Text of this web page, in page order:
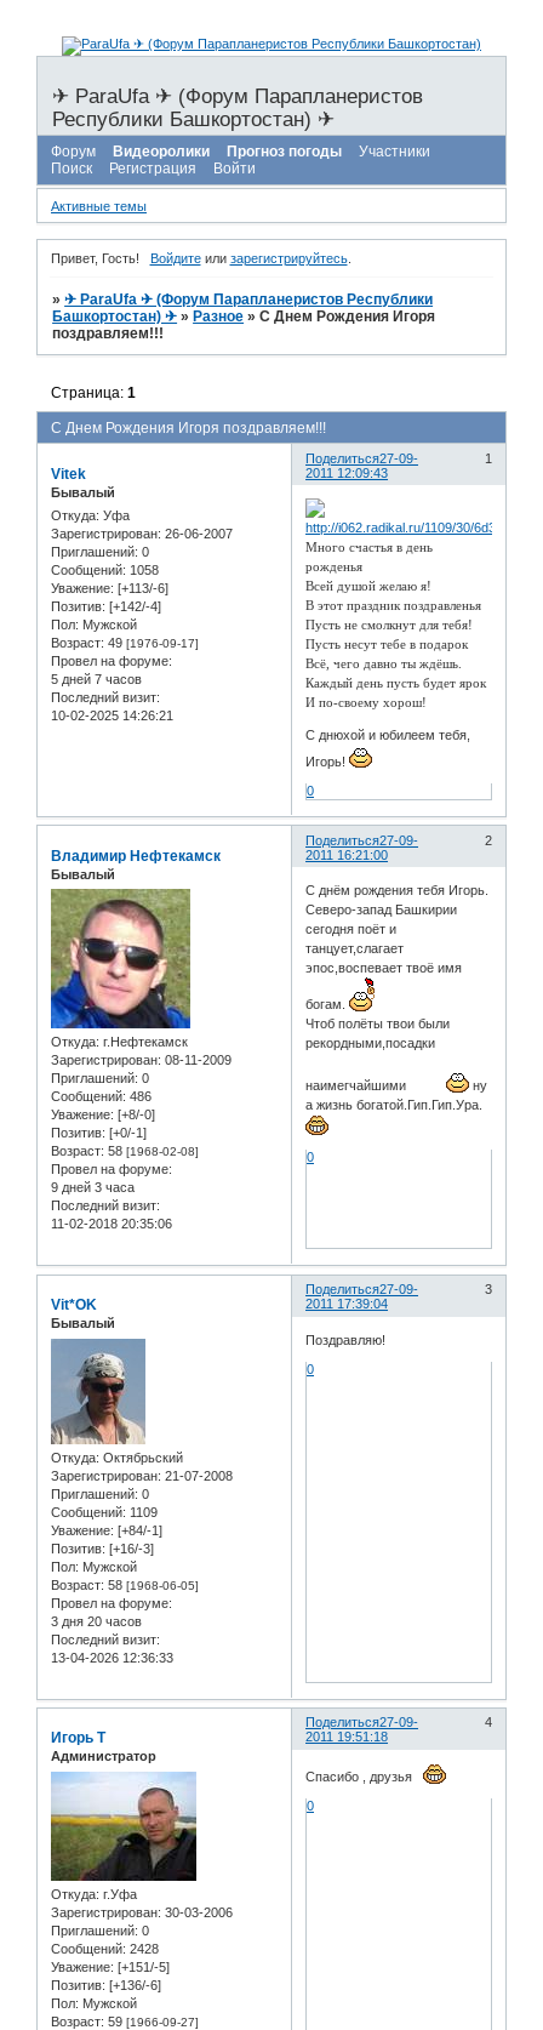
✈ ParaUfa ✈ (Форум Парапланеристов
Республики Башкортостан) ✈
Форум Видеоролики Прогноз погоды
Участники
Поиск
Регистрация Войти
Активные темы
Привет, Гость! Войдитеили зарегистрируйтесь.
»✈ ParaUfa ✈ (Форум Парапланеристов Республики
Башкортостан) ✈ » Разное »С Днем Рождения Игоря
поздравляем!!!
С Днем Рождения Игоря поздравляем!!!
Страница:1
Поделиться 1
27-09-
2011 12:09:43
Vitek
Бывалый
Откуда: Уфа
Зарегистрирован: 26-06-2007
Приглашений: 0
Сообщений: 1058
Уважение: [+113/-6]
Позитив: [+142/-4]
Пол: Мужской
Возраст: 49 [1976-09-17]
Провел на форуме:
5 дней 7 часов
Последний визит:
10-02-2025 14:26:21
Много счастья в день
рожденья
Всей душой желаю я!
В этот праздник поздравленья
Пусть не смолкнут для тебя!
Пусть несут тебе в подарок
Всё, чего давно ты ждёшь.
Каждый день пусть будет ярок
И по-своему хорош!
С днюхой и юбилеем тебя,
Игорь!
0
Поделиться 2
27-09-
2011 16:21:00
Владимир Нефтекамск
Бывалый
Откуда: г.Нефтекамск
Зарегистрирован: 08-11-2009
Приглашений: 0
Сообщений: 486
Уважение: [+8/-0]
Позитив: [+0/-1]
Возраст: 58 [1968-02-08]
Провел на форуме:
9 дней 3 часа
Последний визит:
11-02-2018 20:35:06
С днём рождения тебя Игорь.
Северо-запад Башкирии
сегодня поёт и
танцует,слагает
эпос,воспевает твоё имя
богам.
Чтоб полёты твои были
рекордными,посадки
наимегчайшими
ну
а жизнь богатой.Гип.Гип.Ура.
0
Поделиться 3
27-09-
2011 17:39:04
Vit*OK
Бывалый
Откуда: Oктябрьский
Зарегистрирован: 21-07-2008
Приглашений: 0
Сообщений: 1109
Уважение: [+84/-1]
Позитив: [+16/-3]
Пол: Мужской
Возраст: 58 [1968-06-05]
Провел на форуме:
3 дня 20 часов
Последний визит:
13-04-2026 12:36:33
Поздравляю!
0
Поделиться 4
27-09-
2011 19:51:18
Игорь Т
Администратор
Откуда: г.Уфа
Зарегистрирован: 30-03-2006
Приглашений: 0
Сообщений: 2428
Уважение: [+151/-5]
Позитив: [+136/-6]
Пол: Мужской
Возраст: 59 [1966-09-27]
Спасибо , друзья
0